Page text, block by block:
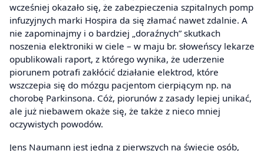
wcześniej okazało się, że zabezpieczenia szpitalnych pomp
infuzyjnych marki Hospira da się złamać nawet zdalnie. A
nie zapominajmy i o bardziej „doraźnych” skutkach
noszenia elektroniki w ciele – w maju br. słoweńscy lekarze
opublikowali raport, z którego wynika, że uderzenie
piorunem potrafi zakłócić działanie elektrod, które
wszczepia się do mózgu pacjentom cierpiącym np. na
chorobę Parkinsona. Cóż, piorunów z zasady lepiej unikać,
ale już niebawem okaże się, że także z nieco mniej
oczywistych powodów.
Jens Naumann jest jedną z pierwszych na świecie osób,